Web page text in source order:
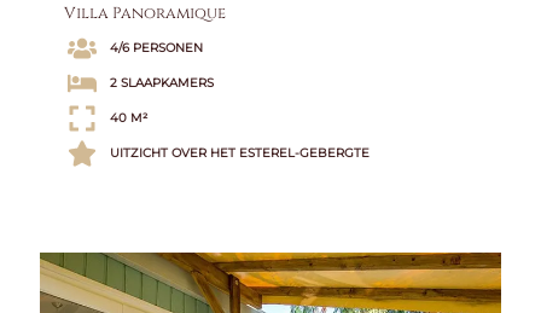
Villa Panoramique
4/6 PERSONEN
2 SLAAPKAMERS
40 M²
UITZICHT OVER HET ESTEREL-GEBERGTE